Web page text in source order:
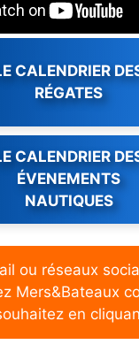
CALENDRIER
RÉGATES
CALENDRIER
ÉVENEMENTS
NAUTIQUES
ou réseaux
Mers&Bateaux
en